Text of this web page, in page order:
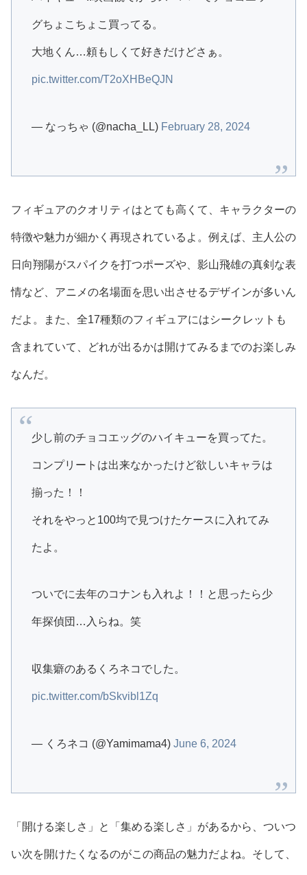
グちょこちょこ買ってる。
大地くん…頼もしくて好きだけどさぁ。
pic.twitter.com/T2oXHBeQJN
— なっちゃ (@nacha_LL) February 28, 2024
フィギュアのクオリティはとても高くて、キャラクターの
特徴や魅力が細かく再現されているよ。例えば、主人公の
日向翔陽がスパイクを打つポーズや、影山飛雄の真剣な表
情など、アニメの名場面を思い出させるデザインが多いん
だよ。また、全17種類のフィギュアにはシークレットも
含まれていて、どれが出るかは開けてみるまでのお楽しみ
なんだ。
少し前のチョコエッグのハイキューを買ってた。
コンプリートは出来なかったけど欲しいキャラは
揃った！！
それをやっと100均で見つけたケースに入れてみ
たよ。
ついでに去年のコナンも入れよ！！と思ったら少
年探偵団…入らね。笑
収集癖のあるくろネコでした。
pic.twitter.com/bSkvibl1Zq
— くろネコ (@Yamimama4) June 6, 2024
「開ける楽しさ」と「集める楽しさ」があるから、ついつ
い次を開けたくなるのがこの商品の魅力だよね。そして、